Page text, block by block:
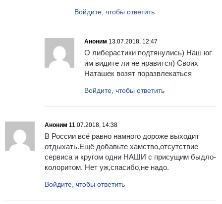
Войдите, чтобы ответить
Аноним 13.07.2018, 12:47
О либерастики подтянулись) Наш юг
им видите ли не нравится) Своих
Наташек возят поразвлекаться
Войдите, чтобы ответить
Аноним 11.07.2018, 14:38
В России всё равно намного дороже выходит
отдыхать.Ещё добавьте хамство,отсутствие
сервиса и кругом одни НАШИ с присущим быдло-
колоритом. Нет уж,спасибо,не надо.
Войдите, чтобы ответить